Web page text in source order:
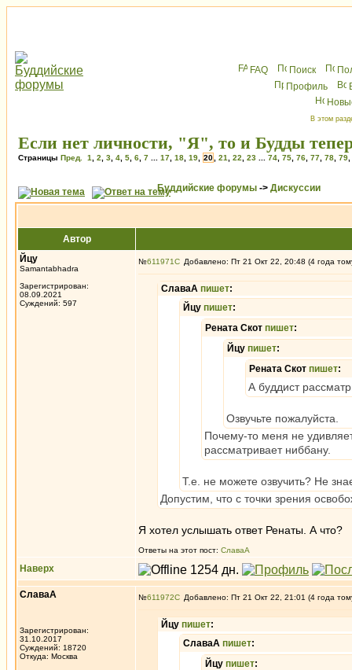
FAQ Поиск
Профиль
В этом
Если нет личности, "Я", то и Будды
Страницы Пред. 1 2 3 4 5 6 7 17 18 19 20 21 22 23 74 75 76 77 78 79
Буддийские форумы -> Дискуссии
Автор
Йцу
Samantabhadra
Зарегистрирован:
08.09.2021
Суждений: 597
№611971 Добавлено: Пт 21 Окт 22, 20:48 (4 года
СлаваА пишет:
Йцу пишет:
Рената Скот пишет:
Йцу пишет:
Рената Скот пишет:
А буддист
Озвучьте пожалуйста.
Почему-то меня не
рассматривает ниббану.
Т.е. не можете озвучить? Не
Допустим, что с точки зрения
Я хотел услышать ответ Ренаты. А что?
Ответы на этот пост: СлаваА
Наверх
СлаваА
Зарегистрирован:
31.10.2017
Суждений: 18720
Откуда: Москва
№611972 Добавлено: Пт 21 Окт 22, 21:01 (4 года
Йцу пишет:
СлаваА пишет:
Йцу пишет: